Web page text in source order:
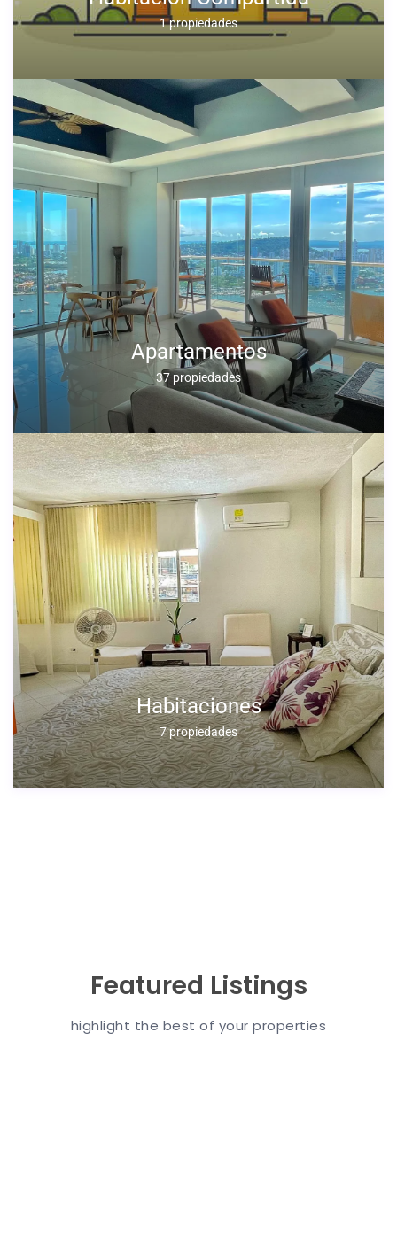
1 propiedades
Apartamentos
37 propiedades
Habitaciones
7 propiedades
Featured Listings
highlight the best of your properties